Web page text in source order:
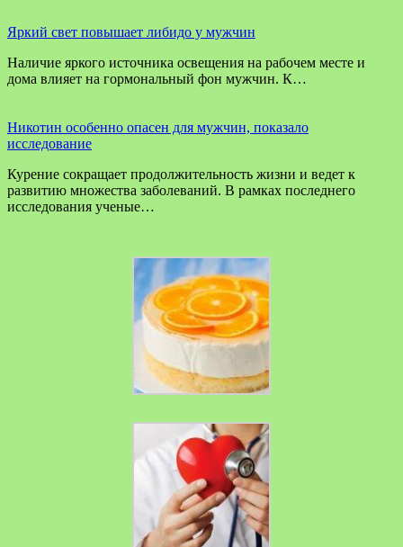
Яркий свет повышает либидо у мужчин
Наличие яркого источника освещения на рабочем месте и
дома влияет на гормональный фон мужчин. К…
Никотин особенно опасен для мужчин, показало
исследование
Курение сокращает продолжительность жизни и ведет к
развитию множества заболеваний. В рамках последнего
исследования ученые…